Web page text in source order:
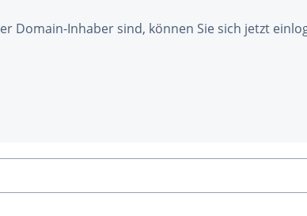
Domain-Inhaber sind, können Sie sich jetzt